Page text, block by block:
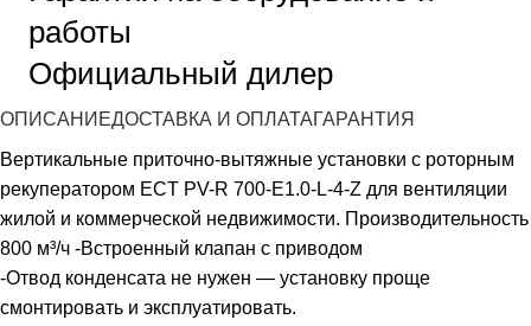
работы
Официальный дилер
ОПИСАНИЕДОСТАВКА И ОПЛАТАГАРАНТИЯ
Вертикальные приточно-вытяжные установки с роторным
рекуператором ECT PV-R 700-E1.0-L-4-Z для вентиляции
жилой и коммерческой недвижимости. Производительность
800 м³/ч -Встроенный клапан с приводом
-Отвод конденсата не нужен — установку проще
смонтировать и эксплуатировать.